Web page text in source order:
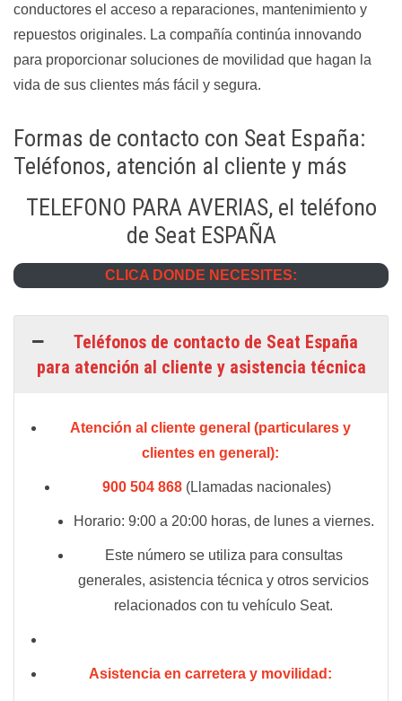
conductores el acceso a reparaciones, mantenimiento y
repuestos originales. La compañía continúa innovando
para proporcionar soluciones de movilidad que hagan la
vida de sus clientes más fácil y segura.
Formas de contacto con Seat España:
Teléfonos, atención al cliente y más
TELEFONO PARA AVERIAS, el teléfono
de Seat ESPAÑA
CLICA DONDE NECESITES:
Teléfonos de contacto de Seat España
para atención al cliente y asistencia técnica
Atención al cliente general (particulares y
clientes en general):
900 504 868 (Llamadas nacionales)
Horario: 9:00 a 20:00 horas, de lunes a viernes.
Este número se utiliza para consultas
generales, asistencia técnica y otros servicios
relacionados con tu vehículo Seat​.
Asistencia en carretera y movilidad: